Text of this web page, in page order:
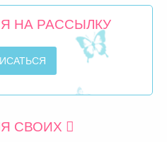
НА РАССЫЛКУ
СВОИХ